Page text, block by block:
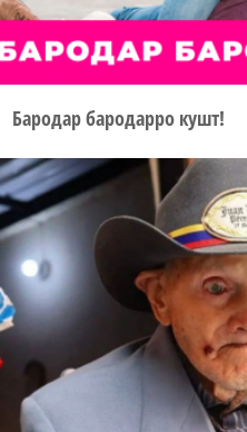
Бародар бародарро кушт!